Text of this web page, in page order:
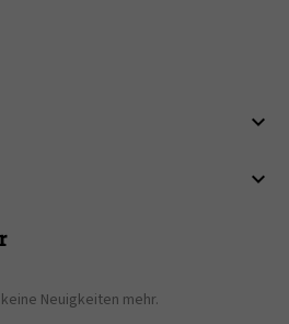


Neuigkeiten mehr.